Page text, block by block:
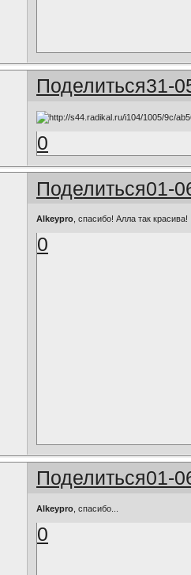
Поделиться31-
0
Поделиться01-
Alkeypro , спасибо! Алла так красива!
0
Поделиться01-
Alkeypro , спасибо...
0